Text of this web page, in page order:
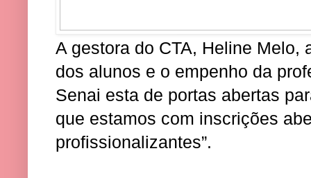
A gestora do CTA, Heline Melo,
dos alunos e o empenho da
Senai esta de portas abertas
que estamos com inscrições
profissionalizantes”.